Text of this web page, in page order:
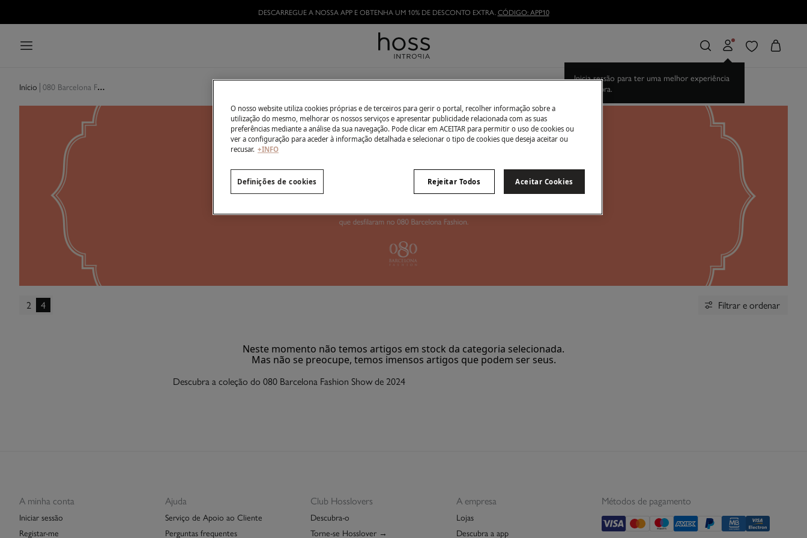
DESCARREGUE A NOSSA APP E OBTENHA UM 10% DE DESCONTO EXTRA.CÓDIGO: APP10
Inicia sessão para ter uma melhor experiência
de compra.
Início 080 Barcelona Fashion Show
2 4 Filtrar e ordenar
Neste momento não temos artigos em stock da categoria selecionada.
Mas não se preocupe, temos imensos artigos que podem ser seus.
Descubra a coleção do 080 Barcelona Fashion Show de 2024
A minha conta
Iniciar sessão
Registar-me
Ajuda
Serviço de Apoio ao Cliente
Perguntas frequentes
Club Hosslovers
Descubra-o
Torne-se Hosslover →
A empresa
Lojas
Descubra a app
Métodos de pagamento
O nosso website utiliza cookies próprias e de terceiros para gerir o portal, recolher informação sobre a
utilização do mesmo, melhorar os nossos serviços e apresentar publicidade relacionada com as suas
preferências mediante a análise da sua navegação. Pode clicar em ACEITAR para permitir o uso de cookies ou
ver a configuração para aceder à informação detalhada e selecionar o tipo de cookies que deseja aceitar ou
recusar. +INFO
Rejeitar Todos Aceitar Cookies
Definições de cookies